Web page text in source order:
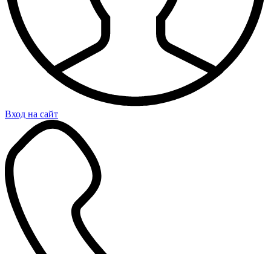
Вход на сайт